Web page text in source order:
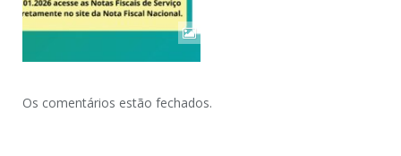
Os comentários estão fechados.